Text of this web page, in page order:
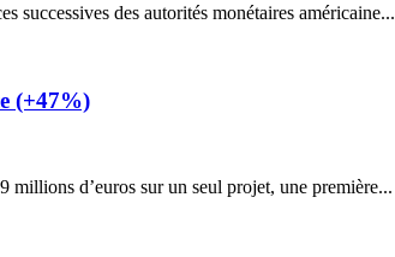
successives des autorités monétaires américaine...
(+47%)
d’euros sur un seul projet, une première...